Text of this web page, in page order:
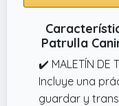
Patrulla
✔️ MALETÍN DE
Incluye una
guardar y